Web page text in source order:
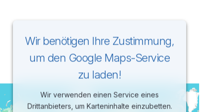
Wir benötigen Ihre Zustimmung,
um den Google Maps-Service
zu laden!
Wir verwenden einen Service eines
Drittanbieters, um Karteninhalte einzubetten.